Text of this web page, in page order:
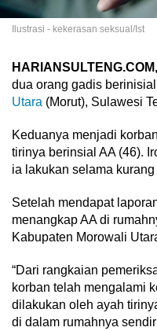
Ilustrasi - kekerasan seksual/Ist
dua orang gadis
Utara (Morut), Sulawesi
Keduanya menjadi korban
tirinya berinsial AA (46).
ia lakukan selama
Setelah mendapat
menangkap AA di
Kabupaten Morowali
“Dari rangkaian
korban telah mengalami
dilakukan oleh ayah
di dalam rumahnya